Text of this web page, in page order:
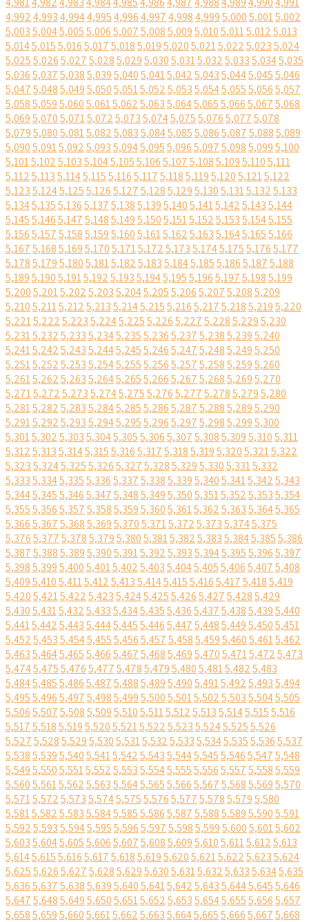
4,9924,9934,9944,9954,9964,9974,9984,9995,0005,0015,002
5,0035,0045,0055,0065,0075,0085,0095,0105,0115,0125,013
5,0145,0155,0165,0175,0185,0195,0205,0215,0225,0235,024
5,0255,0265,0275,0285,0295,0305,0315,0325,0335,0345,035
5,0365,0375,0385,0395,0405,0415,0425,0435,0445,0455,046
5,0475,0485,0495,0505,0515,0525,0535,0545,0555,0565,057
5,0585,0595,0605,0615,0625,0635,0645,0655,0665,0675,068
5,0695,0705,0715,0725,0735,0745,0755,0765,0775,078
5,0795,0805,0815,0825,0835,0845,0855,0865,0875,0885,089
5,0905,0915,0925,0935,0945,0955,0965,0975,0985,0995,100
5,1015,1025,1035,1045,1055,1065,1075,1085,1095,1105,111
5,1125,1135,1145,1155,1165,1175,1185,1195,1205,1215,122
5,1235,1245,1255,1265,1275,1285,1295,1305,1315,1325,133
5,1345,1355,1365,1375,1385,1395,1405,1415,1425,1435,144
5,1455,1465,1475,1485,1495,1505,1515,1525,1535,1545,155
5,1565,1575,1585,1595,1605,1615,1625,1635,1645,1655,166
5,1675,1685,1695,1705,1715,1725,1735,1745,1755,1765,177
5,1785,1795,1805,1815,1825,1835,1845,1855,1865,1875,188
5,1895,1905,1915,1925,1935,1945,1955,1965,1975,1985,199
5,2005,2015,2025,2035,2045,2055,2065,2075,2085,209
5,2105,2115,2125,2135,2145,2155,2165,2175,2185,2195,220
5,2215,2225,2235,2245,2255,2265,2275,2285,2295,230
5,2315,2325,2335,2345,2355,2365,2375,2385,2395,240
5,2415,2425,2435,2445,2455,2465,2475,2485,2495,250
5,2515,2525,2535,2545,2555,2565,2575,2585,2595,260
5,2615,2625,2635,2645,2655,2665,2675,2685,2695,270
5,2715,2725,2735,2745,2755,2765,2775,2785,2795,280
5,2815,2825,2835,2845,2855,2865,2875,2885,2895,290
5,2915,2925,2935,2945,2955,2965,2975,2985,2995,300
5,3015,3025,3035,3045,3055,3065,3075,3085,3095,3105,311
5,3125,3135,3145,3155,3165,3175,3185,3195,3205,3215,322
5,3235,3245,3255,3265,3275,3285,3295,3305,3315,332
5,3335,3345,3355,3365,3375,3385,3395,3405,3415,3425,343
5,3445,3455,3465,3475,3485,3495,3505,3515,3525,3535,354
5,3555,3565,3575,3585,3595,3605,3615,3625,3635,3645,365
5,3665,3675,3685,3695,3705,3715,3725,3735,3745,375
5,3765,3775,3785,3795,3805,3815,3825,3835,3845,3855,386
5,3875,3885,3895,3905,3915,3925,3935,3945,3955,3965,397
5,3985,3995,4005,4015,4025,4035,4045,4055,4065,4075,408
5,4095,4105,4115,4125,4135,4145,4155,4165,4175,4185,419
5,4205,4215,4225,4235,4245,4255,4265,4275,4285,429
5,4305,4315,4325,4335,4345,4355,4365,4375,4385,4395,440
5,4415,4425,4435,4445,4455,4465,4475,4485,4495,4505,451
5,4525,4535,4545,4555,4565,4575,4585,4595,4605,4615,462
5,4635,4645,4655,4665,4675,4685,4695,4705,4715,4725,473
5,4745,4755,4765,4775,4785,4795,4805,4815,4825,483
5,4845,4855,4865,4875,4885,4895,4905,4915,4925,4935,494
5,4955,4965,4975,4985,4995,5005,5015,5025,5035,5045,505
5,5065,5075,5085,5095,5105,5115,5125,5135,5145,5155,516
5,5175,5185,5195,5205,5215,5225,5235,5245,5255,526
5,5275,5285,5295,5305,5315,5325,5335,5345,5355,5365,537
5,5385,5395,5405,5415,5425,5435,5445,5455,5465,5475,548
5,5495,5505,5515,5525,5535,5545,5555,5565,5575,5585,559
5,5605,5615,5625,5635,5645,5655,5665,5675,5685,5695,570
5,5715,5725,5735,5745,5755,5765,5775,5785,5795,580
5,5815,5825,5835,5845,5855,5865,5875,5885,5895,5905,591
5,5925,5935,5945,5955,5965,5975,5985,5995,6005,6015,602
5,6035,6045,6055,6065,6075,6085,6095,6105,6115,6125,613
5,6145,6155,6165,6175,6185,6195,6205,6215,6225,6235,624
5,6255,6265,6275,6285,6295,6305,6315,6325,6335,6345,635
5,6365,6375,6385,6395,6405,6415,6425,6435,6445,6455,646
5,6475,6485,6495,6505,6515,6525,6535,6545,6555,6565,657
5,6585,6595,6605,6615,6625,6635,6645,6655,6665,6675,668